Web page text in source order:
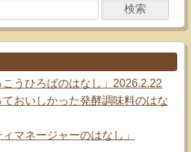
うひろばのはなし」2026.2.22
おいしかった発酵調味料のはな
マネージャーのはなし」